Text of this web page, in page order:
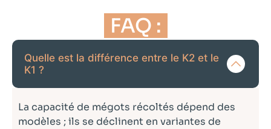
FAQ :
Quelle est la différence entre le K2 et le
K1 ?
La capacité de mégots récoltés dépend des
modèles ; ils se déclinent en variantes de